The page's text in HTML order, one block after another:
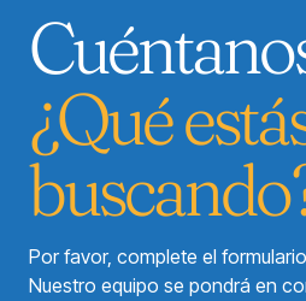
¿Qué
Por favor, complete el
Nuestro equipo se pondrá en